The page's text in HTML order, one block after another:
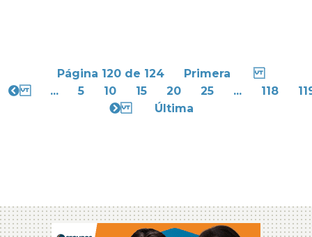
Página 120 de 124
Primera
...
5 10 15 20 25 ... 118
Última